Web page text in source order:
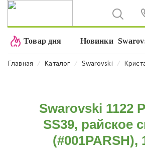
Товар дня Новинки
Главная ⁄ Каталог ⁄ Swarovski ⁄
Swarovski 1122
SS39, райское
(#001PARSH),